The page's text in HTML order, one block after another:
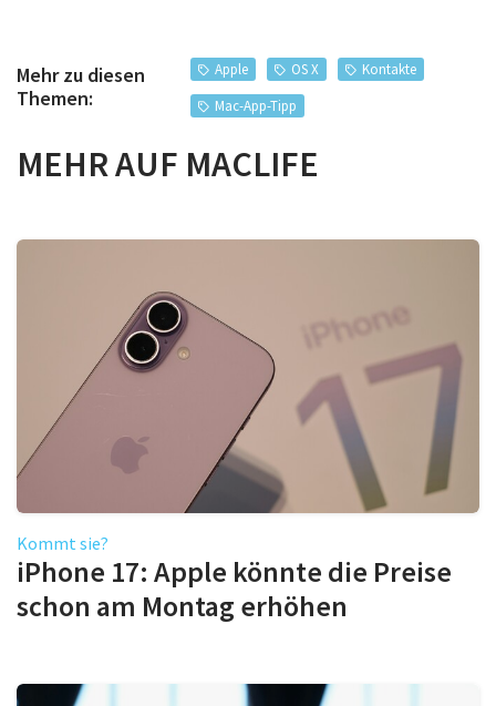
Mehr zu diesen
Themen:
Apple OS X
Kontakte
Mac-App-Tipp
MEHR AUF MACLIFE
Kommt sie?
iPhone 17: Apple könnte die Preise
schon am Montag erhöhen